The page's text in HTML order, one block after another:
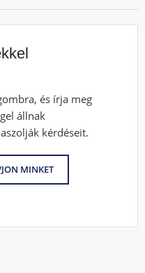
és írja meg
állnak
kérdéseit.
MINKET